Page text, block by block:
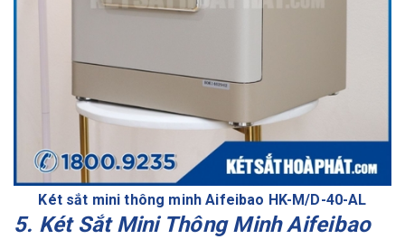
Két sắt mini thông minh Aifeibao HK-M/D-40-AL
5. Két Sắt Mini Thông Minh Aifeibao